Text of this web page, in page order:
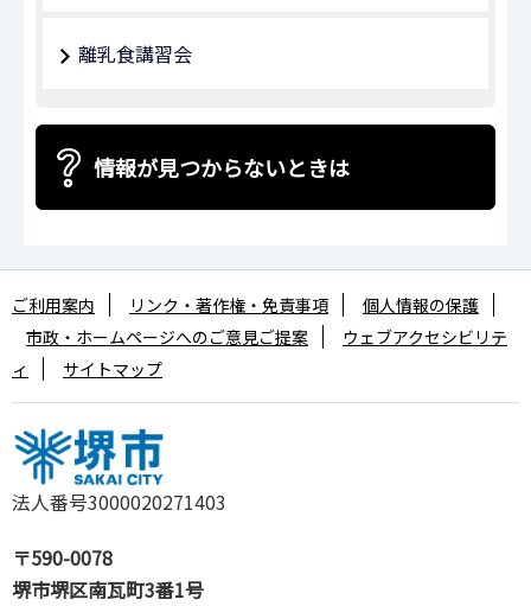
離乳食講習会
情報が見つからないときは
法人番号3000020271403
〒590-0078
堺市堺区南瓦町3番1号
ご利用案内 リンク・著作権・免責事項
個人情報の保護
市政・ホームページへのご意見ご提案
ウェブアクセシビリテ
ィ
サイトマップ